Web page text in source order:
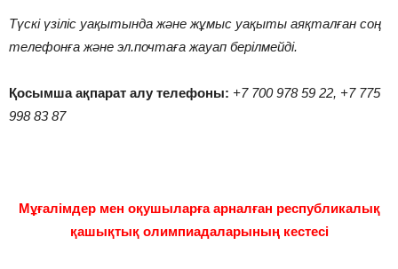
Түскі үзіліс уақытында және жұмыс уақыты аяқталған соң
телефонға және эл.почтаға жауап берілмейді.
Қосымшаақпарат алу телефоны: +7 700 978 59 22, +7 775
998 83 87
Мұғалімдер мен оқушыларға арналған республикалық
қашықтық олимпиадаларының кестесі